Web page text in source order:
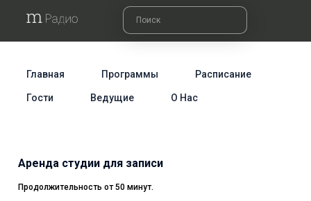
Главная Программы Расписание
Гости Ведущие О Нас
Аренда студии для записи
Продолжительность от 50 минут.